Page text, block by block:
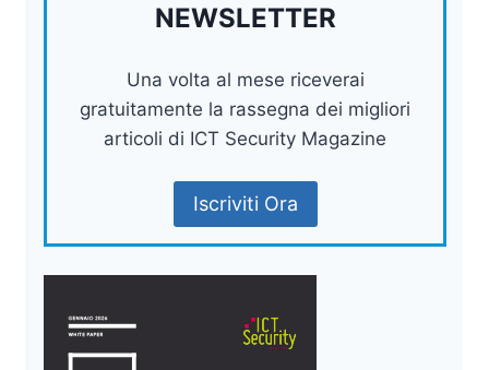
NEWSLETTER
Una volta al mese riceverai
gratuitamente la rassegna dei migliori
articoli di ICT Security Magazine
Iscriviti Ora